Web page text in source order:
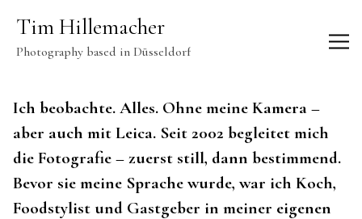
Tim Hillemacher
Photography based in Düsseldorf
Ich beobachte. Alles. Ohne meine Kamera –
aber auch mit Leica. Seit 2002 begleitet mich
die Fotografie – zuerst still, dann bestimmend.
Bevor sie meine Sprache wurde, war ich Koch,
Foodstylist und Gastgeber in meiner eigenen